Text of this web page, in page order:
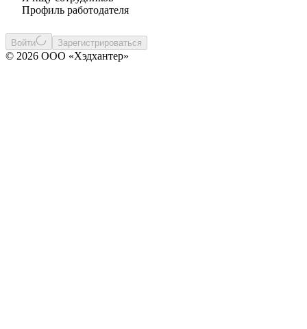
Профиль работодателя
Войти Зарегистрироваться
© 2026 ООО «Хэдхантер»